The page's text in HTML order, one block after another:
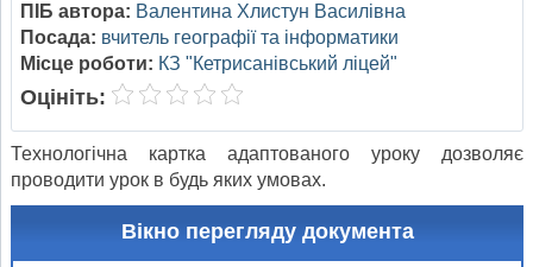
ПІБ автора: Валентина Хлистун Василівна
Посада: вчитель географії та інформатики
Місце роботи: КЗ "Кетрисанівський ліцей"
Оцініть:
Технологічна картка адаптованого уроку дозволяє
проводити урок в будь яких умовах.
Вікно перегляду документа